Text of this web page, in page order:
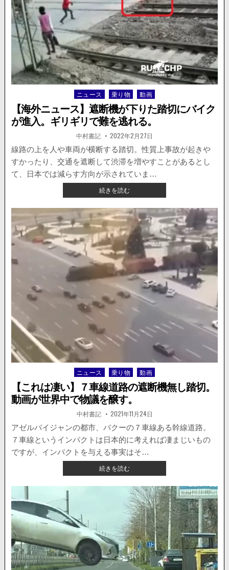
Posted
in
ニュース 乗り物 動画
【海外ニュース】遮断機が下りた踏切にバイク
が進入。ギリギリで難を逃れる。
著
者:
中村書記 掲
載
日：
2022年2月27日
線路の上を人や車両が横断する踏切。性質上事故が起きや
すかったり、交通を遮断して渋滞を増やすことがあるとし
て、日本では減らす方向が示されていま…
続きを読む【海
外
ニ
ュ
ー
ス】
遮
断
機
が
り
に
ク
が
進
入。
ギ
リ
リ
で
難
を
る。
Posted
in
ニュース 乗り物 動画
【これは凄い】７車線道路の遮断機無し踏切。
動画が世界中で物議を醸す。
著
者:
中村書記 掲
載
日：
2021年11月24日
アゼルバイジャンの都市、バクーの７車線ある幹線道路。
７車線というインパクトは日本的に考えれば凄まじいもの
ですが、インパクトを与える事実はそ…
続きを読む【こ
れ
は
凄
い】
７
車
線
道
路
の